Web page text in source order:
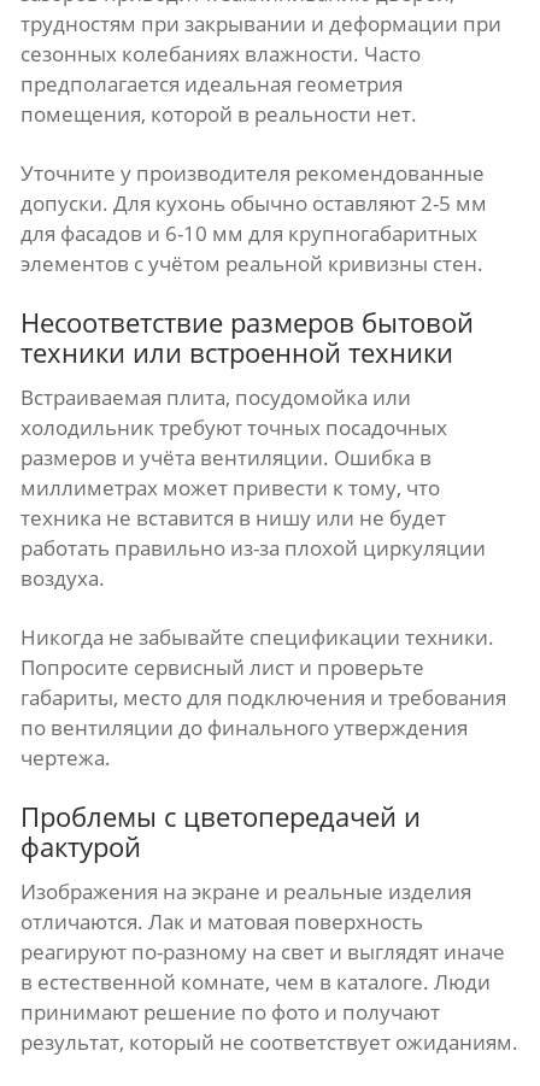
трудностям при закрывании и деформации при
сезонных колебаниях влажности. Часто
предполагается идеальная геометрия
помещения, которой в реальности нет.
Уточните у производителя рекомендованные
допуски. Для кухонь обычно оставляют 2-5 мм
для фасадов и 6-10 мм для крупногабаритных
элементов с учётом реальной кривизны стен.
Несоответствие размеров бытовой
техники или встроенной техники
Встраиваемая плита, посудомойка или
холодильник требуют точных посадочных
размеров и учёта вентиляции. Ошибка в
миллиметрах может привести к тому, что
техника не вставитcя в нишу или не будет
работать правильно из-за плохой циркуляции
воздуха.
Никогда не забывайте спецификации техники.
Попросите сервисный лист и проверьте
габариты, место для подключения и требования
по вентиляции до финального утверждения
чертежа.
Проблемы с цветопередачей и
фактурой
Изображения на экране и реальные изделия
отличаются. Лак и матовая поверхность
реагируют по-разному на свет и выглядят иначе
в естественной комнате, чем в каталоге. Люди
принимают решение по фото и получают
результат, который не соответствует ожиданиям.